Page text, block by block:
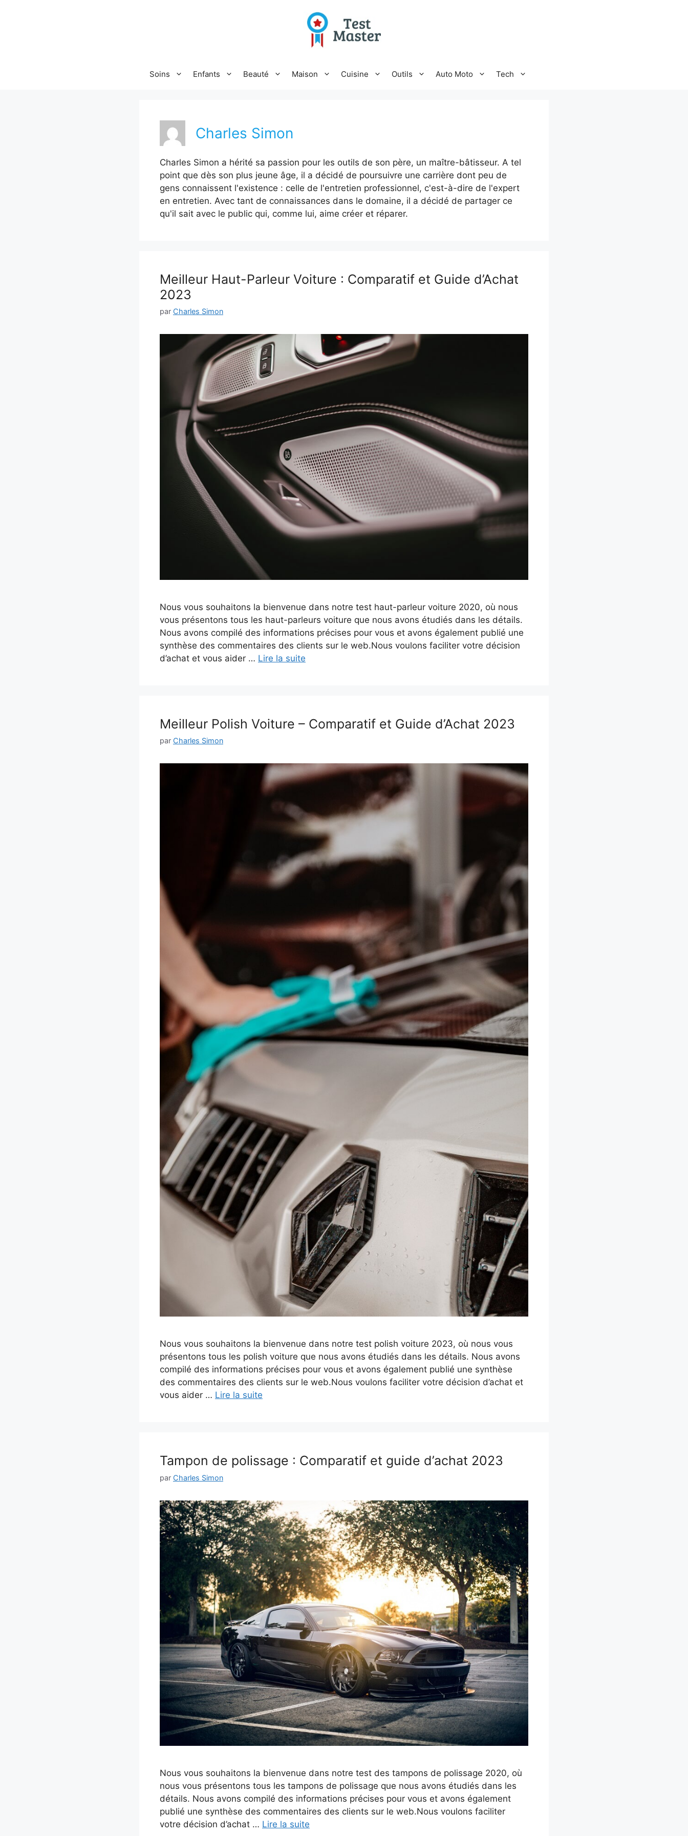
Soins Enfants Beauté Maison Cuisine Outils Auto Moto Tech
Charles Simon
Charles Simon a hérité sa passion pour les outils de son père, un maître-bâtisseur. A tel
point que dès son plus jeune âge, il a décidé de poursuivre une carrière dont peu de
gens connaissent l'existence : celle de l'entretien professionnel, c'est-à-dire de l'expert
en entretien. Avec tant de connaissances dans le domaine, il a décidé de partager ce
qu'il sait avec le public qui, comme lui, aime créer et réparer.
Meilleur Haut-Parleur Voiture : Comparatif et Guide d’Achat
2023
par Charles Simon
Nous vous souhaitons la bienvenue dans notre test haut-parleur voiture 2020, où nous
vous présentons tous les haut-parleurs voiture que nous avons étudiés dans les détails.
Nous avons compilé des informations précises pour vous et avons également publié une
synthèse des commentaires des clients sur le web.Nous voulons faciliter votre décision
d’achat et vous aider … Lire la suite
Meilleur Polish Voiture – Comparatif et Guide d’Achat 2023
par Charles Simon
Nous vous souhaitons la bienvenue dans notre test polish voiture 2023, où nous vous
présentons tous les polish voiture que nous avons étudiés dans les détails. Nous avons
compilé des informations précises pour vous et avons également publié une synthèse
des commentaires des clients sur le web.Nous voulons faciliter votre décision d’achat et
vous aider … Lire la suite
Tampon de polissage : Comparatif et guide d’achat 2023
par Charles Simon
Nous vous souhaitons la bienvenue dans notre test des tampons de polissage 2020, où
nous vous présentons tous les tampons de polissage que nous avons étudiés dans les
détails. Nous avons compilé des informations précises pour vous et avons également
publié une synthèse des commentaires des clients sur le web.Nous voulons faciliter
votre décision d’achat … Lire la suite